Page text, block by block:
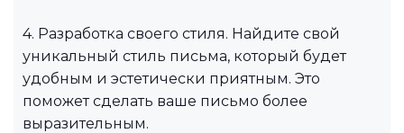
4. Разработка своего стиля. Найдите свой
уникальный стиль письма, который будет
удобным и эстетически приятным. Это
поможет сделать ваше письмо более
выразительным.